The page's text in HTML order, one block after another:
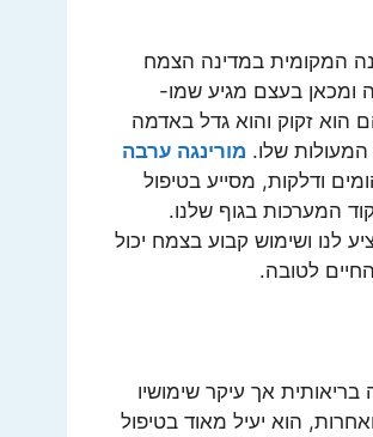
המקומית במדינה הצמח
ומכאן בעצם מגיע שמו-
הוא זקוק והוא גדל באדמה
שלו. מורינגה ערבה
ודלקות, מסייע בטיפול
המערכות בגוף שלנו.
לנו ושימוש קבוע בצמח יכול
לטובה.
בריאותית אך עיקר שימושיו
הוא יעיל מאוד בטיפול